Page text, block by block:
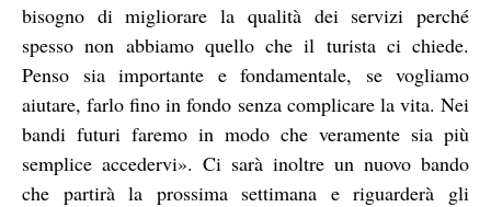
bisogno di migliorare la qualità dei servizi perché
spesso non abbiamo quello che il turista ci chiede.
Penso sia importante e fondamentale, se vogliamo
aiutare, farlo fino in fondo senza complicare la vita. Nei
bandi futuri faremo in modo che veramente sia più
semplice accedervi». Ci sarà inoltre un nuovo bando
che partirà la prossima settimana e riguarderà gli